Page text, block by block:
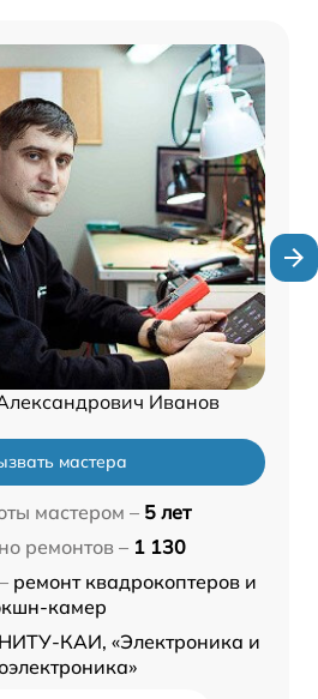
Иванов
мастера
мастером – 5 лет
ремонтов – 1 130
ремонт квадрокоптеров и
камер
КАИ, «Электроника и